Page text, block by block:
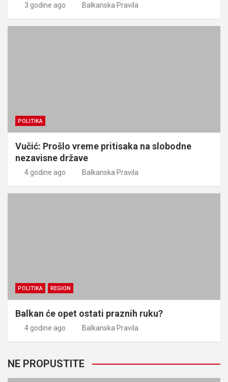
3 godine ago Balkanska Pravila
POLITIKA
Vučić: Prošlo vreme pritisaka na slobodne
nezavisne države
4 godine ago Balkanska Pravila
POLITIKA REGION
Balkan će opet ostati praznih ruku?
4 godine ago Balkanska Pravila
NE PROPUSTITE